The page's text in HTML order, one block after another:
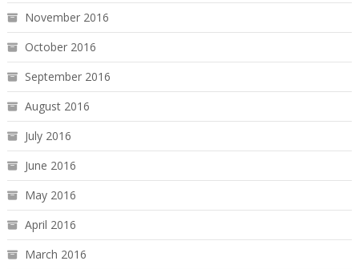
November 2016
October 2016
September 2016
August 2016
July 2016
June 2016
May 2016
April 2016
March 2016